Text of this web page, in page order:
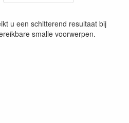
u een schitterend resultaat bij
smalle voorwerpen.